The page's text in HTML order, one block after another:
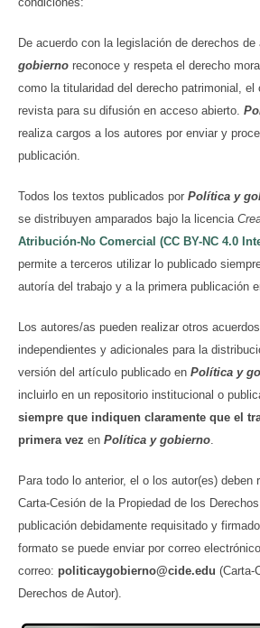
De acuerdo con la legislación de derechos de
gobierno reconoce y respeta el derecho
como la titularidad del derecho patrimonial, el
revista para su difusión en acceso abierto.
realiza cargos a los autores por enviar y
publicación.
Todos los textos publicados por Política y
se distribuyen amparados bajo la licencia
Atribución-No Comercial (CC BY-NC 4.0
permite a terceros utilizar lo publicado
autoría del trabajo y a la primera publicación
Los autores/as pueden realizar otros
independientes y adicionales para la
versión del artículo publicado en Política y
incluirlo en un repositorio institucional o
siempre que indiquen claramente que el
primera vez en Política y gobierno
Para todo lo anterior, el o los autor(es) deben
Carta-Cesión de la Propiedad de los
publicación debidamente requisitado y
formato se puede enviar por correo
correo: politicaygobierno@cide.edu (Carta-
Derechos de Autor).